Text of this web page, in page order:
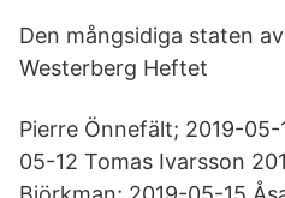
Den mångsidiga staten
Westerberg Heftet
Pierre Önnefält; 2019-05-
05-12 Tomas Ivarsson